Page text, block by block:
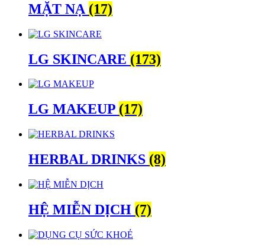
MẶT NẠ (17)
LG SKINCARE (173)
LG MAKEUP (17)
HERBAL DRINKS (8)
HỆ MIỄN DỊCH (7)